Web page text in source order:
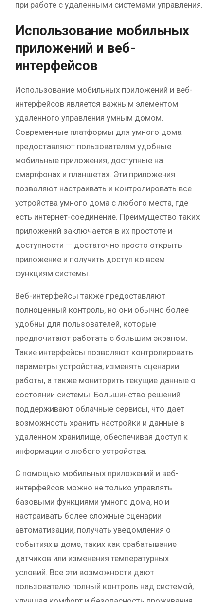
при работе с удаленными системами управления.
Использование мобильных
приложений и веб-
интерфейсов
Использование мобильных приложений и веб-
интерфейсов является важным элементом
удаленного управления умным домом.
Современные платформы для умного дома
предоставляют пользователям удобные
мобильные приложения, доступные на
смартфонах и планшетах. Эти приложения
позволяют настраивать и контролировать все
устройства умного дома с любого места, где
есть интернет-соединение. Преимущество таких
приложений заключается в их простоте и
доступности — достаточно просто открыть
приложение и получить доступ ко всем
функциям системы.
Веб-интерфейсы также предоставляют
полноценный контроль, но они обычно более
удобны для пользователей, которые
предпочитают работать с большим экраном.
Такие интерфейсы позволяют контролировать
параметры устройства, изменять сценарии
работы, а также мониторить текущие данные о
состоянии системы. Большинство решений
поддерживают облачные сервисы, что дает
возможность хранить настройки и данные в
удаленном хранилище, обеспечивая доступ к
информации с любого устройства.
С помощью мобильных приложений и веб-
интерфейсов можно не только управлять
базовыми функциями умного дома, но и
настраивать более сложные сценарии
автоматизации, получать уведомления о
событиях в доме, таких как срабатывание
датчиков или изменения температурных
условий. Все эти возможности дают
пользователю полный контроль над системой,